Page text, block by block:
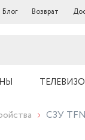
Блог Возврат
СЗУ